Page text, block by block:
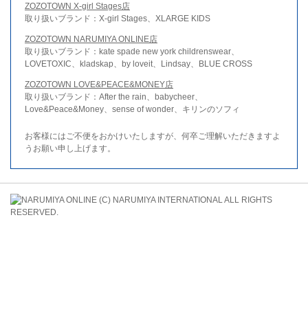
ZOZOTOWN X-girl Stages店
取り扱いブランド：X-girl Stages、XLARGE KIDS
ZOZOTOWN NARUMIYA ONLINE店
取り扱いブランド：kate spade new york childrenswear、
LOVETOXIC、kladskap、by loveit、Lindsay、BLUE CROSS
ZOZOTOWN LOVE&PEACE&MONEY店
取り扱いブランド：After the rain、babycheer、
Love&Peace&Money、sense of wonder、キリンのソフィ
お客様にはご不便をおかけいたしますが、何卒ご理解いただきますよ
うお願い申し上げます。